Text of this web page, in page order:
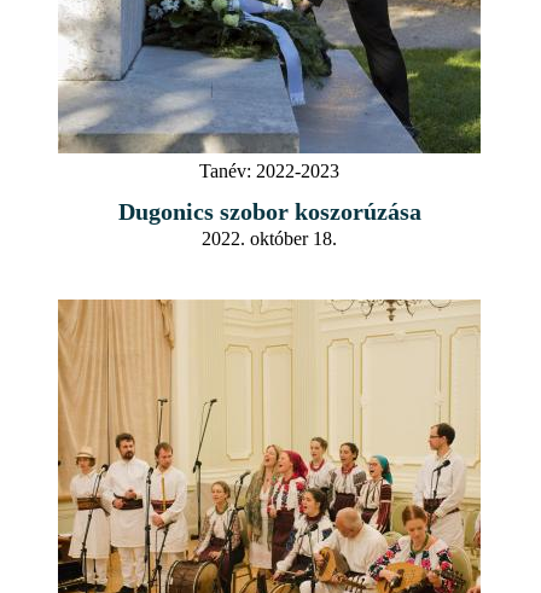
Tanév: 2022-2023
Dugonics szobor koszorúzása
2022. október 18.